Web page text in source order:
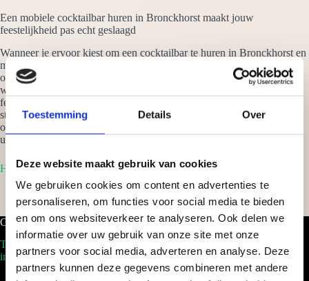
Toestemming Details Over
Deze website maakt gebruik van cookies
We gebruiken cookies om content en advertenties te
personaliseren, om functies voor social media te bieden
en om ons websiteverkeer te analyseren. Ook delen we
informatie over uw gebruik van onze site met onze
partners voor social media, adverteren en analyse. Deze
partners kunnen deze gegevens combineren met andere
Een mobiele cocktailbar huren in Bronckhorst maakt jouw
feestelijkheid pas echt geslaagd
Wanneer je ervoor kiest om een cocktailbar te huren in Bronckhorst en
mogen wij dit voor je verzorgen, dan hoef jij je nergens meer zorgen
om te maken. Wij nemen alles mee dat nodig is en zorgen er voor dat
we jouw ceremonie naar een hoger niveau tillen. Van een klein intiem
feestje thuis, tot eenmega evenement als een beurs, onze cocktails zijn
steeds een aanzienlijk successtuk. Vraag vrijblijvend een offerte aan
om een cocktailbar te huren in Bronckhorst en je ontvangt binnen 24
uur een scherp voorstel op maat!
Home
Cocktailbar.nl
Tel. 088-2035100
info@cocktailbar.nl